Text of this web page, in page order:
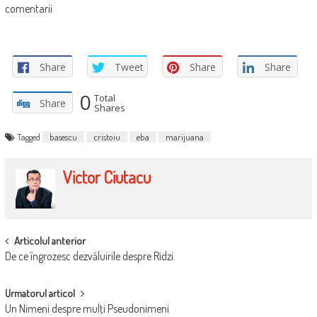
comentarii
Share Tweet Share Share
Share 0 Total
Shares
Tagged basescu cristoiu eba marijuana
Victor Ciutacu
POST
NAVIGATION
Articolul anterior
De ce îngrozesc dezvăluirile despre Ridzi
Urmatorul articol
Un Nimeni despre mulţi Pseudonimeni